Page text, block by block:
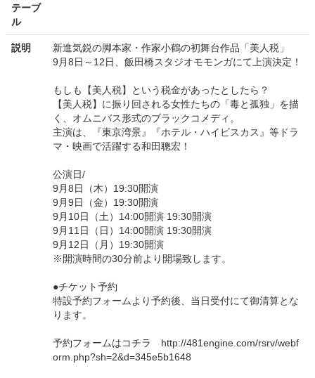
テーブ
ル
説明
新進気鋭の脚本家・作家小鶴の初舞台作品「美人税」
9月8日～12日、飯田橋スタジオモモンガにて上演決定！
もしも【美人税】という税金があったとしたら？
【美人税】に振り回される女性たちの「毒と孤独」を描
く、オムニバス形式のブラックコメディ。
主演は、『東京湾景』『ホテル・ハイビスカス』等ドラ
マ・映画で活躍する和田聰宏！
公演日/
9月8日（木）19:30開演
9月9日（金）19:30開演
9月10日（土）14:00開演 19:30開演
9月11日（日）14:00開演 19:30開演
9月12日（月）19:30開演
※開演時間の30分前より開場致します。
●チケット予約
特設予約フォームより予約後、当日受付にて御清算とな
ります。
予約フォームはコチラ http://481engine.com/rsrv/webf
orm.php?sh=2&d=345e5b1648